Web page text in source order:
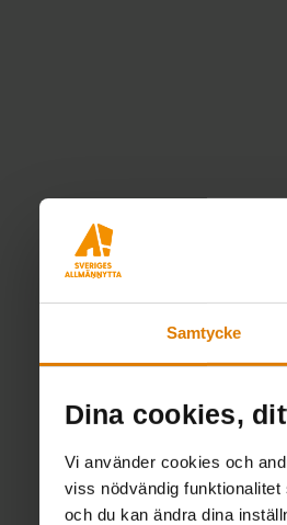
Samtycke
Dina cookies,
Vi använder cookies och
viss nödvändig
och du kan ändra dina